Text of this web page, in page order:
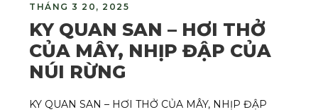
THÁNG 3 20, 2025
KY QUAN SAN – HƠI THỞ
CỦA MÂY, NHỊP ĐẬP CỦA
NÚI RỪNG
KY QUAN SAN – HƠI THỞ CỦA MÂY, NHỊP ĐẬP